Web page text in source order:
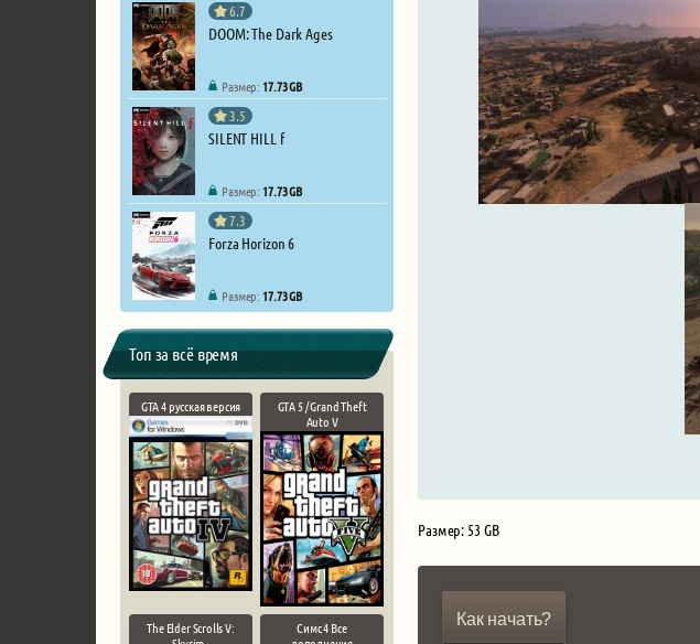
6.7
DOOM: The Dark Ages
Размер: 17.73 GB
3.5
SILENT HILL f
Размер: 17.73 GB
7.3
Forza Horizon 6
Размер: 17.73 GB
Топ за всё время
GTA 4 русская версия
GTA 5 / Grand Theft
Auto V
The Elder Scrolls V:
Симс 4 Все
Размер: 53 GB
Как начать?